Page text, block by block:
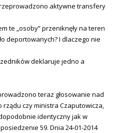
aktywne transfery
te „osoby” przeniknęły na teren
deportowanych? I dlaczego nie
deklaruje jedno a
teraz głosowanie nad
czy ministra Czaputowicza,
identyczny jak w
59. Dnia 24-01-2014